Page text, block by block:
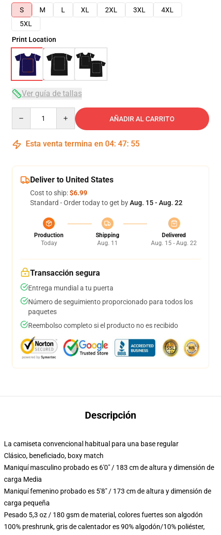
S
M L XL 2XL 3XL
4XL
5XL
Print Location
Ver guía de tallas
AÑADIR AL CARRITO
Esta venta termina en 04: 47: 54
Deliver to United States
Cost to ship:$6.99
Standard - Order today to get byAug. 15 - Aug. 22
Production
Today
Shipping
Aug. 11
Delivered
Aug. 15 - Aug. 22
Transacción segura
Entrega mundial a tu puerta
Número de seguimiento proporcionado para todos los
paquetes
Reembolso completo si el producto no es recibido
Descripción
La camiseta convencional habitual para una base regular
Clásico, beneficiado, boxy match
Maniquí masculino probado es 6'0" / 183 cm de altura y dimensión de
carga Media
Maniquí femenino probado es 5'8" / 173 cm de altura y dimensión de
carga pequeña
Pesado 5,3 oz / 180 gsm de material, colores fuertes son algodón
100% preshrunk, gris de calentador es 90% algodón/10% poliéster,